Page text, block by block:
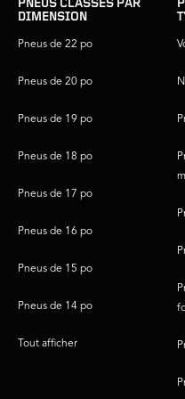
PNEUS CLASSÉS PAR
DIMENSION
Pneus de 22 po
Pneus de 20 po
Pneus de 19 po
Pneus de 18 po
Pneus de 17 po
Pneus de 16 po
Pneus de 15 po
Pneus de 14 po
Tout afficher